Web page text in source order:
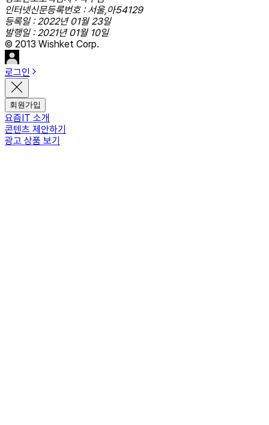
인터넷신문등록번호 : 서울,아54129
등록일 : 2022년 01월 23일
발행일 : 2021년 01월 10일
© 2013 Wishket Corp.
로그인
회원가입
요즘IT 소개
콘텐츠 제안하기
광고 상품 보기